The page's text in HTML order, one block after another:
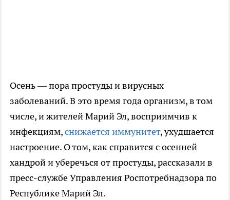
Осень — пора простуды и вирусных
заболеваний. В это время года организм, в том
числе, и жителей Марий Эл, восприимчив к
инфекциям,снижается иммунитет, ухудшается
настроение. О том, как справится с осенней
хандрой и уберечься от простуды, рассказали в
пресс-службе Управления Роспотребнадзора по
Республике Марий Эл.